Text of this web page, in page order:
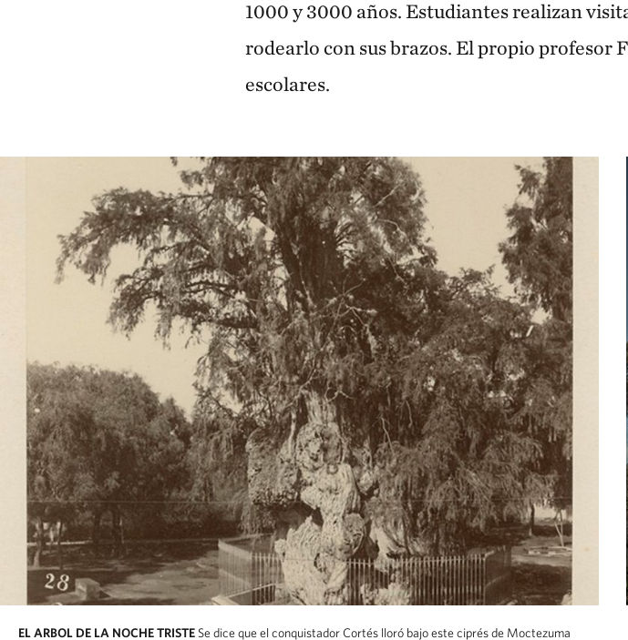
1000 y 3000 años. Estudiantes realizan
rodearlo con sus brazos. El propio profesor
escolares.
EL ARBOL DE LA NOCHE TRISTE Se dice que el conquistador Cortés lloró bajo este ciprés de Moctezuma